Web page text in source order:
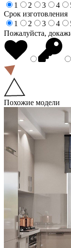
1
2 3 4
Срок изготовления
1
2 3 4
Пожалуйста,
Похожие модели